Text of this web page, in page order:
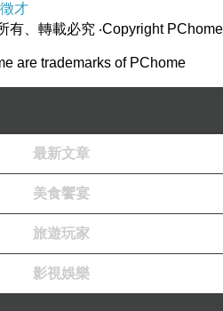
的的美襯的顯絲腿麼質
小在將群內現.了麗最色
日季起，色裡顏，，了些
色是了的保其了.款絨搭冬
廠 雙溪展示架切割
木質框架加工 3毫米壓克
圖型切割工廠 鶯歌特殊材
切割機配件萬里鍍鋁壓克
加工 壓克力cnc切割起膠
徵才
有、轉載必究 ‧Copyright PChome
are trademarks of PChome
最新文章
美食饗宴
旅遊玩家
影視娛樂